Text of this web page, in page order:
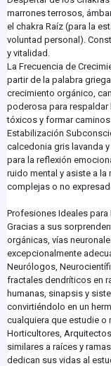
marrones terrosos,
el chakra Raíz (para la
voluntad personal).
y vitalidad.
La Frecuencia de
partir de la palabra
crecimiento orgánico,
poderosa para respaldar
tóxicos y formar
Estabilización
calcedonia gris lavanda
para la reflexión
ruido mental y asiste a
complejas o no
Profesiones Ideales para
Gracias a sus
orgánicas, vías
excepcionalmente
Neurólogos,
fractales dendríticos en
humanas, sinapsis y
convirtiéndolo en un
cualquiera que estudie o
Horticultores,
similares a raíces y
dedican sus vidas al